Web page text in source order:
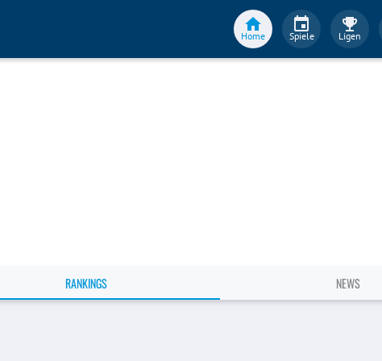
Home Spiele Ligen
RANKINGS NEWS